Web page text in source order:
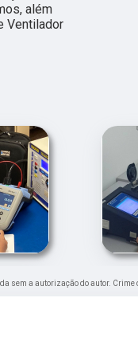
além
Ventilador
sem a autorização do autor.